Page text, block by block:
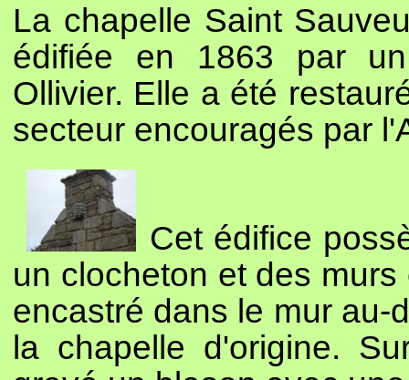
La chapelle Saint
édifiée en 1863 par
Ollivier. Elle a été
secteur encouragés par
Cet édifice
un clocheton et des
encastré dans le mur au-
la chapelle d'origine.